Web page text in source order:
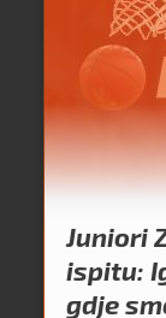
Juniori
ispitu:
gdje